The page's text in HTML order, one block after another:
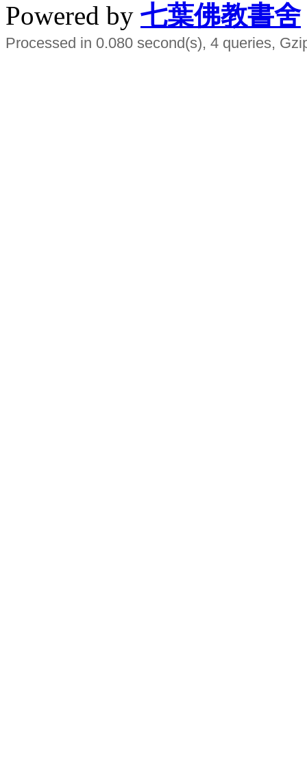
Powered by 七葉佛教書舍
Processed in 0.080 second(s), 4 queries,